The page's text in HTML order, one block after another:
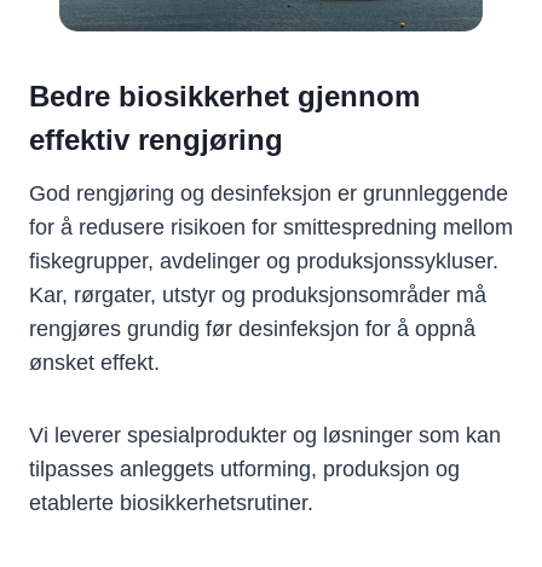
Bedre biosikkerhet gjennom
effektiv rengjøring
God rengjøring og desinfeksjon er grunnleggende
for å redusere risikoen for smittespredning mellom
fiskegrupper, avdelinger og produksjonssykluser.
Kar, rørgater, utstyr og produksjonsområder må
rengjøres grundig før desinfeksjon for å oppnå
ønsket effekt.
Vi leverer spesialprodukter og løsninger som kan
tilpasses anleggets utforming, produksjon og
etablerte biosikkerhetsrutiner.